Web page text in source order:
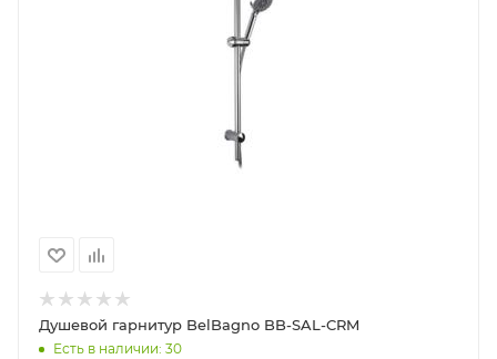
Душевой гарнитур BelBagno BB-SAL-CRM
Есть в наличии: 30